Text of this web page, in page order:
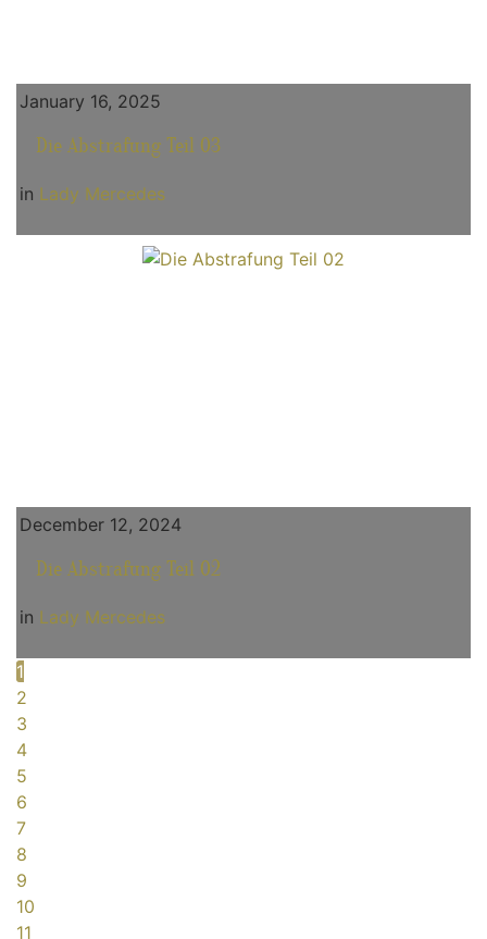
January 16, 2025
Die Abstrafung Teil 03
in Lady Mercedes
December 12, 2024
Die Abstrafung Teil 02
in Lady Mercedes
1
2
3
4
5
6
7
8
9
10
11